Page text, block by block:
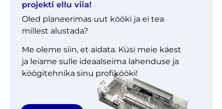
projekti ellu viia!
Oled planeerimas uut kööki ja ei tea
millest alustada?
Me oleme siin, et aidata. Küsi meie käest
ja leiame sulle ideaalseima lahenduse ja
köögitehnika sinu profikööki!